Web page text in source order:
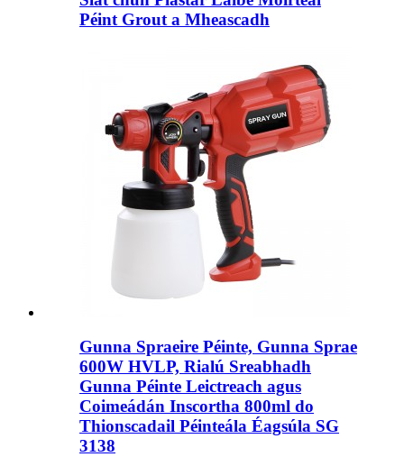
Péint Grout a Mheascadh
Gunna Spraeire Péinte, Gunna Sprae
600W HVLP, Rialú Sreabhadh
Gunna Péinte Leictreach agus
Coimeádán Inscortha 800ml do
Thionscadail Péinteála Éagsúla SG
3138